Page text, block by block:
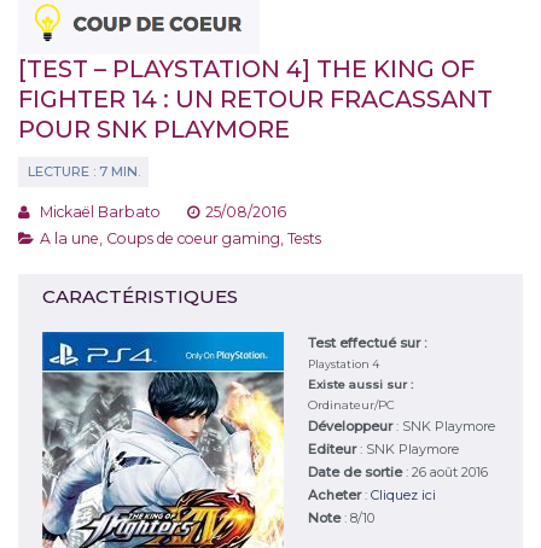
[TEST – PLAYSTATION 4] THE KING OF
FIGHTER 14 : UN RETOUR FRACASSANT
POUR SNK PLAYMORE
Mickaël Barbato
25/08/2016
A la une Coups de coeur gaming Tests
CARACTÉRISTIQUES
Test effectué sur :
Playstation 4
Existe aussi sur :
Ordinateur/PC
Développeur: SNK Playmore
Editeur: SNK Playmore
Date de sortie: 26 août 2016
Acheter: Cliquez ici
Note: 8/10